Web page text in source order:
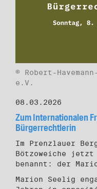
© Robert-
e.V.
08.03.2026
Zum Internationalen
Bürgerrechtlerin
Im Prenzlauer
Bötzoweiche jetzt
benannt: der
Marion Seelig